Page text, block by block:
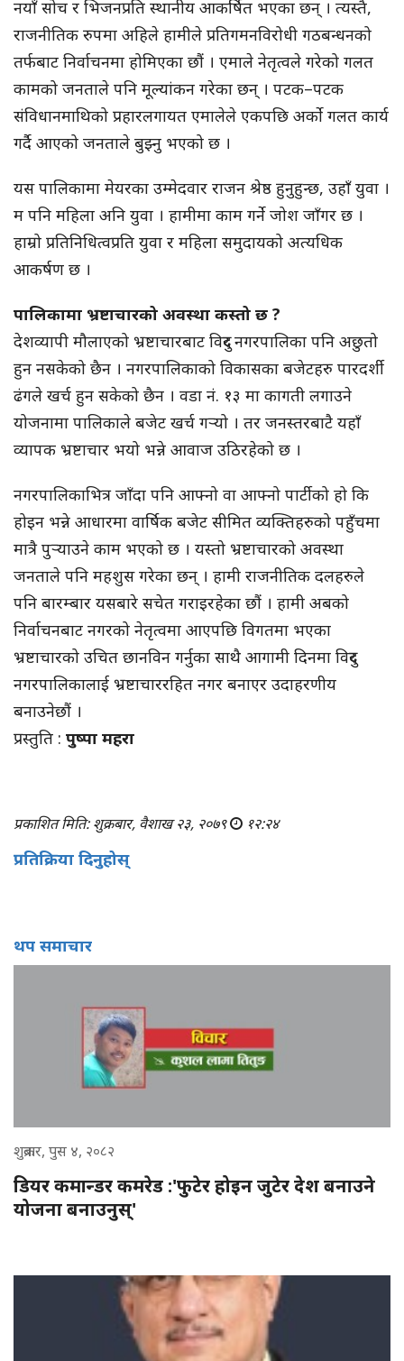
नयाँ सोच र भिजनप्रति स्थानीय आकर्षित भएका छन् । त्यस्तै,
राजनीतिक रुपमा अहिले हामीले प्रतिगमनविरोधी गठबन्धनको
तर्फबाट निर्वाचनमा होमिएका छौं । एमाले नेतृत्वले गरेको गलत
कामको जनताले पनि मूल्यांकन गरेका छन् । पटक–पटक
संविधानमाथिको प्रहारलगायत एमालेले एकपछि अर्काे गलत कार्य
गर्दै आएको जनताले बुझ्नु भएको छ ।
यस पालिकामा मेयरका उम्मेदवार राजन श्रेष्ठ हुनुहुन्छ, उहाँ युवा ।
म पनि महिला अनि युवा । हामीमा काम गर्ने जोश जाँगर छ ।
हाम्रो प्रतिनिधित्वप्रति युवा र महिला समुदायको अत्यधिक
आकर्षण छ ।
पालिकामा भ्रष्टाचारको अवस्था कस्तो छ ?
देशव्यापी मौलाएको भ्रष्टाचारबाट विदुर नगरपालिका पनि अछुतो
हुन नसकेको छैन । नगरपालिकाको विकासका बजेटहरु पारदर्शी
ढंगले खर्च हुन सकेको छैन । वडा नं. १३ मा कागती लगाउने
योजनामा पालिकाले बजेट खर्च गर्‍यो । तर जनस्तरबाटै यहाँ
व्यापक भ्रष्टाचार भयो भन्ने आवाज उठिरहेको छ ।
नगरपालिकाभित्र जाँदा पनि आफ्नो वा आफ्नो पार्टीको हो कि
होइन भन्ने आधारमा वार्षिक बजेट सीमित व्यक्तिहरुको पहुँचमा
मात्रै पुर्‍याउने काम भएको छ । यस्तो भ्रष्टाचारको अवस्था
जनताले पनि महशुस गरेका छन् । हामी राजनीतिक दलहरुले
पनि बारम्बार यसबारे सचेत गराइरहेका छौं । हामी अबको
निर्वाचनबाट नगरको नेतृत्वमा आएपछि विगतमा भएका
भ्रष्टाचारको उचित छानविन गर्नुका साथै आगामी दिनमा विदुर
नगरपालिकालाई भ्रष्टाचाररहित नगर बनाएर उदाहरणीय
बनाउनेछौं ।
प्रस्तुति : पुष्पा महरा
प्रकाशित मिति: शुक्रबार, वैशाख २३, २०७९ १२:२४
प्रतिक्रिया दिनुहोस्
थप समाचार
शुक्रबार, पुस ४, २०८२
डियर कमान्डर कमरेड :'फुटेर होइन जुटेर देश बनाउने
योजना बनाउनुस्'